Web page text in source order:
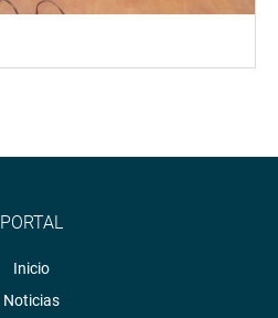
PORTAL
Inicio
Noticias